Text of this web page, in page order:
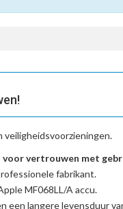
veiligheidsvoorzieningen.
vertrouwen met
fabrikant.
MF068LL/A accu.
een langere levensduur